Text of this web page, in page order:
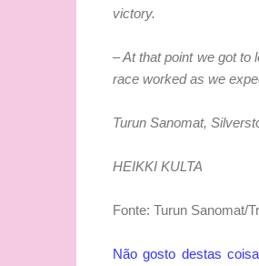
victory.
– At that point we got to
race worked as we
Turun Sanomat,
HEIKKI KULTA
Fonte: Turun Sanomat/
Não gosto destas